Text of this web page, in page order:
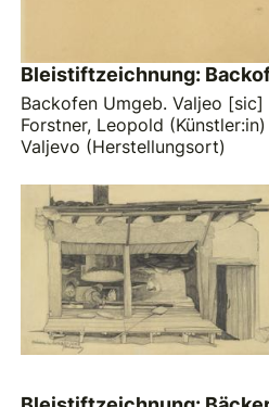
Bleistiftzeichnung:
Backofen Umgeb. Valjeo
Forstner, Leopold (Künstler:in)
Valjevo (Herstellungsort)